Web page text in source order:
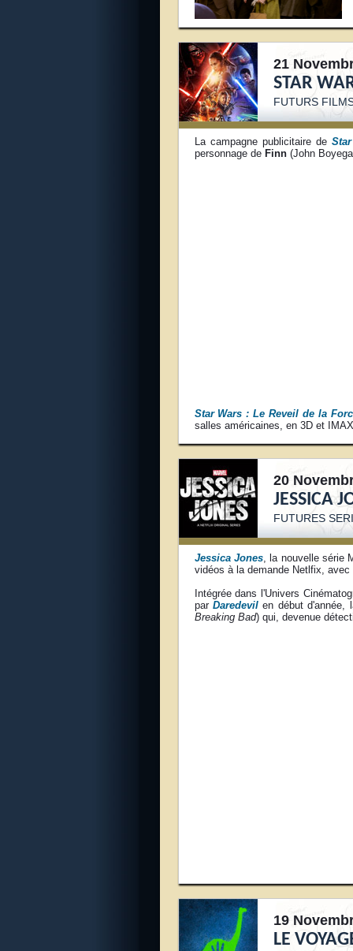
21
STAR
FUTURS
La campagne publicitaire de
personnage de Finn(John
Star Wars : Le Reveil de la
salles américaines, en 3D et
20
JESSICA
FUTURES S
Jessica Jones, la nouvelle série
vidéos à la demande Netlfix,
Intégrée dans l'Univers
par Daredevilen début d'année,
Breaking Bad) qui, devenue
19
LE